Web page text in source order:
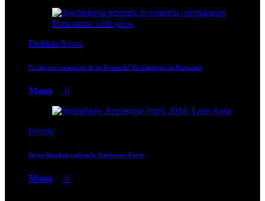
Fashion News
Ce mi-am cumpărat de la Primark? Deschiderea în România
Mona 0
Events
In weekend ne vedem la Appletone Party
Mona 0